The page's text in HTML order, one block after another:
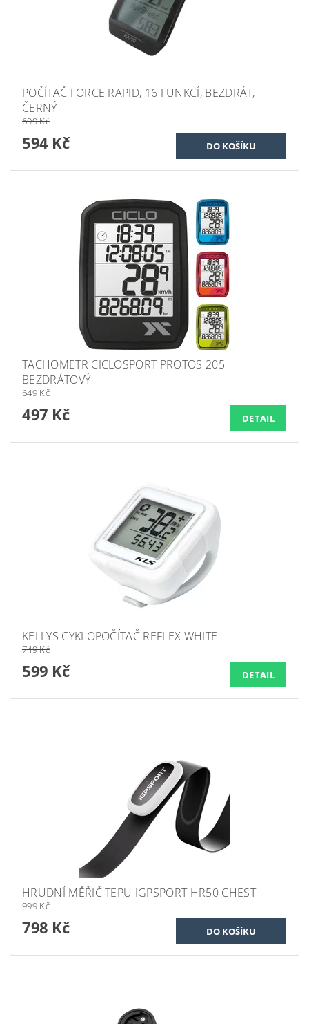
POČÍTAČ FORCE RAPID, 16 FUNKCÍ, BEZDRÁT,
ČERNÝ
699 Kč
594 Kč
TACHOMETR CICLOSPORT PROTOS 205
BEZDRÁTOVÝ
649 Kč
497 Kč DETAIL
KELLYS CYKLOPOČÍTAČ REFLEX WHITE
749 Kč
599 Kč DETAIL
HRUDNÍ MĚŘIČ TEPU IGPSPORT HR50 CHEST
999 Kč
798 Kč